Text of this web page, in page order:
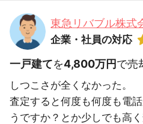
東急リバブル株式
企業・社員の対応
一戸建てを4,800万円で売
しつこさが全くなかった。
査定すると何度も何度も電
うですか？とか少しでも高